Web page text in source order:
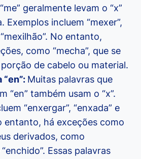
geralmente levam o “x”
Exemplos incluem “mexer”,
No entanto,
como “mecha”, que se
de cabelo ou material.
“en”: Muitas palavras que
“en” também usam o “x”.
“enxergar”, “enxada” e
entanto, há exceções como
derivados, como
Essas palavras